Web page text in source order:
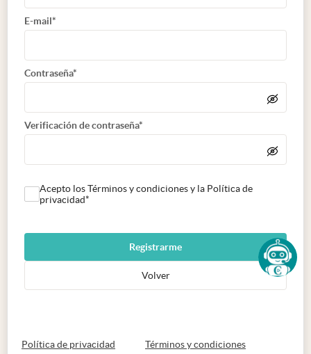
E-mail*
Contraseña*
Verificación de contraseña*
Acepto los Términos y condiciones y la Política de
privacidad*
Registrarme
Volver
Política de privacidad abre en nueva pestaña
Términos y condicionesabre en nueva